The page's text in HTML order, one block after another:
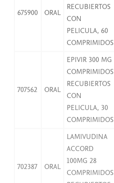
675900 ORAL
RECUBIERTOS
CON
PELICULA, 60
COMPRIMIDOS
707562 ORAL
EPIVIR 300 MG
COMPRIMIDOS
RECUBIERTOS
CON
PELICULA, 30
COMPRIMIDOS
702387 ORAL
LAMIVUDINA
ACCORD
100MG 28
COMPRIMIDOS